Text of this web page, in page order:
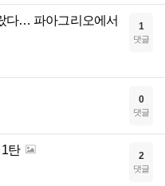
다… 파아그리오에서
1
댓글
0
댓글
탄 2
댓글